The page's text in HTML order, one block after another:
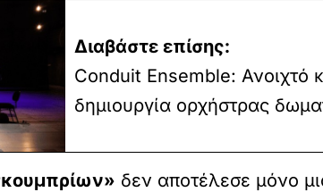
Διαβάστε επίσης:
Conduit Ensemble: Ανοιχτό
δημιουργία ορχήστρας
δεν αποτέλεσε μόνο